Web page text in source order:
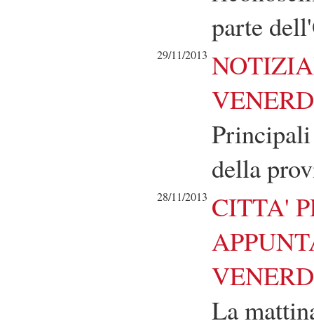
parte
29/11/2013
della
28/11/2013 CITTA'
La